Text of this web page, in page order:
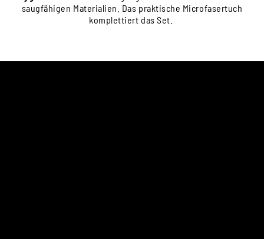
saugfähigen Materialien. Das praktische Microfasertuch
komplettiert das Set.